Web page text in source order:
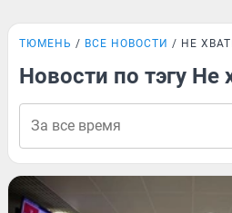
ТЮМЕНЬ ВСЕ НОВОСТИ НЕ
Новости по тэгу Не